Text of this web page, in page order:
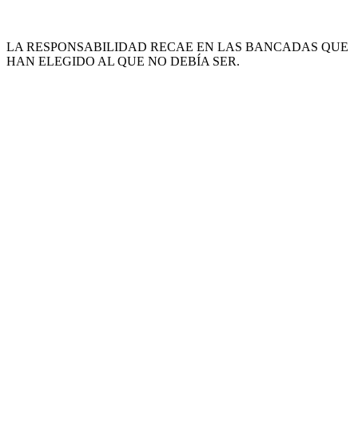
LA RESPONSABILIDAD RECAE EN LAS BANCADAS QUE
HAN ELEGIDO AL QUE NO DEBÍA SER.